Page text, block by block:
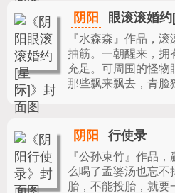
阴阳 眼滚滚婚
『水森森』作品， 滚
抽筋。一朝醒来，拥
充足。可周围的怪物
那些飘来飘去，青脸
阴阳 行使录
『公孙束竹』作品，
么喝了孟婆汤也忘不
胎，不能投胎，就